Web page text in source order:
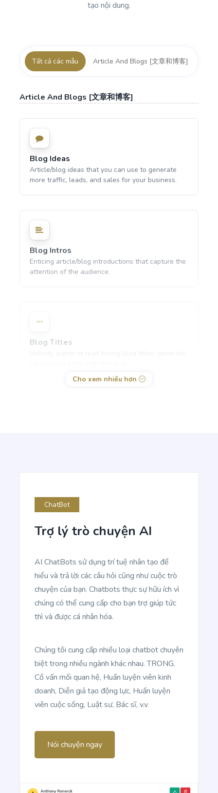
tạo nội dung.
Tất cả các mẫu Article And Blogs [文章和博客]
Article And Blogs [文章和博客]
Blog Ideas
Article/blog ideas that you can use to generate
more traffic, leads, and sales for your business.
Blog Intros
Enticing article/blog introductions that capture the
attention of the audience.
Blog Titles
Blog Conclusion
Create powerful conclusion that will make a
Article Writer
Article Rewriter
with just one click you'll have an entirely different
article to read.
Cho xem nhiều hơn
ChatBot
Trợ lý trò chuyện AI
AI ChatBots sử dụng trí tuệ nhân tạo để
hiểu và trả lời các câu hỏi cũng như cuộc trò
chuyện của bạn. Chatbots thực sự hữu ích vì
chúng có thể cung cấp cho bạn trợ giúp tức
thì và được cá nhân hóa.
Chúng tôi cung cấp nhiều loại chatbot chuyên
biệt trong nhiều ngành khác nhau. TRONG.
Cố vấn mối quan hệ, Huấn luyện viên kinh
doanh, Diễn giả tạo động lực, Huấn luyện
viên cuộc sống, Luật sư, Bác sĩ, v.v.
Nói chuyện ngay